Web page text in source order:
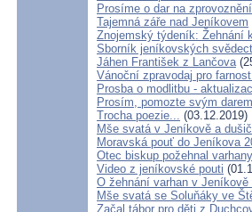
Prosíme o dar na
Tajemná záře nad Jeníkovem
Znojemský týdeník: Žehnání
Sborník jeníkovských
Jáhen František z Lančova
Vánoční zpravodaj pro
Prosba o modlitbu -
Prosím, pomozte svým
Trocha poezie... (03.12.2019)
Mše svatá v Jeníkově a
Moravská pouť do Jeníkova
Otec biskup požehnal
Video z jeníkovské pouti
O žehnání varhan v Jeníkově
Mše svatá se Soluňáky ve
Začal tábor pro děti z